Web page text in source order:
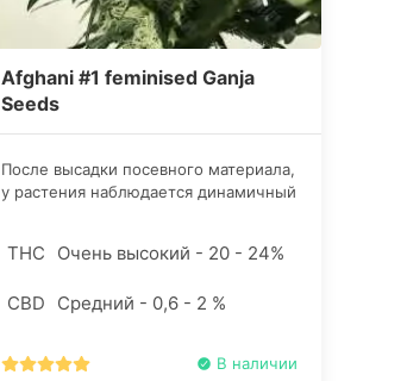
Afghani #1 feminised Ganja
Seeds
После высадки посевного материала,
у растения наблюдается динамичный
подпитке. Несмотря на сравнительно
получаются невероятно пышными, а
THC Очень высокий - 20 - 24%
CBD Средний - 0,6 - 2 %
В наличии